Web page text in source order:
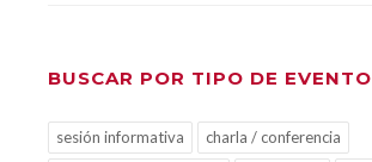
BUSCAR POR TIPO DE EVENTO
sesión informativa
charla / conferencia